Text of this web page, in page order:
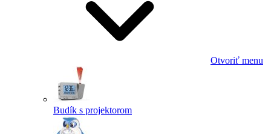
Otvoriť menu
Budík s projektorom